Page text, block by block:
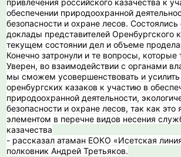
привлечения российского казачества к
обеспечении природоохранной
безопасности и охране лесов.
доклады представителей Оренбургского
текущем состоянии дел и объеме
Конечно затронули и те вопросы,
Уверен, во взаимодействии с органами
мы сможем усовершенствовать и
оренбургских казаков к участию в
природоохранной деятельности,
безопасности и охране лесов, так как
элементом в перечне видов несения
казачества
- рассказал атаман ЕОКО «Исетская
полковник Андрей Третьяков.